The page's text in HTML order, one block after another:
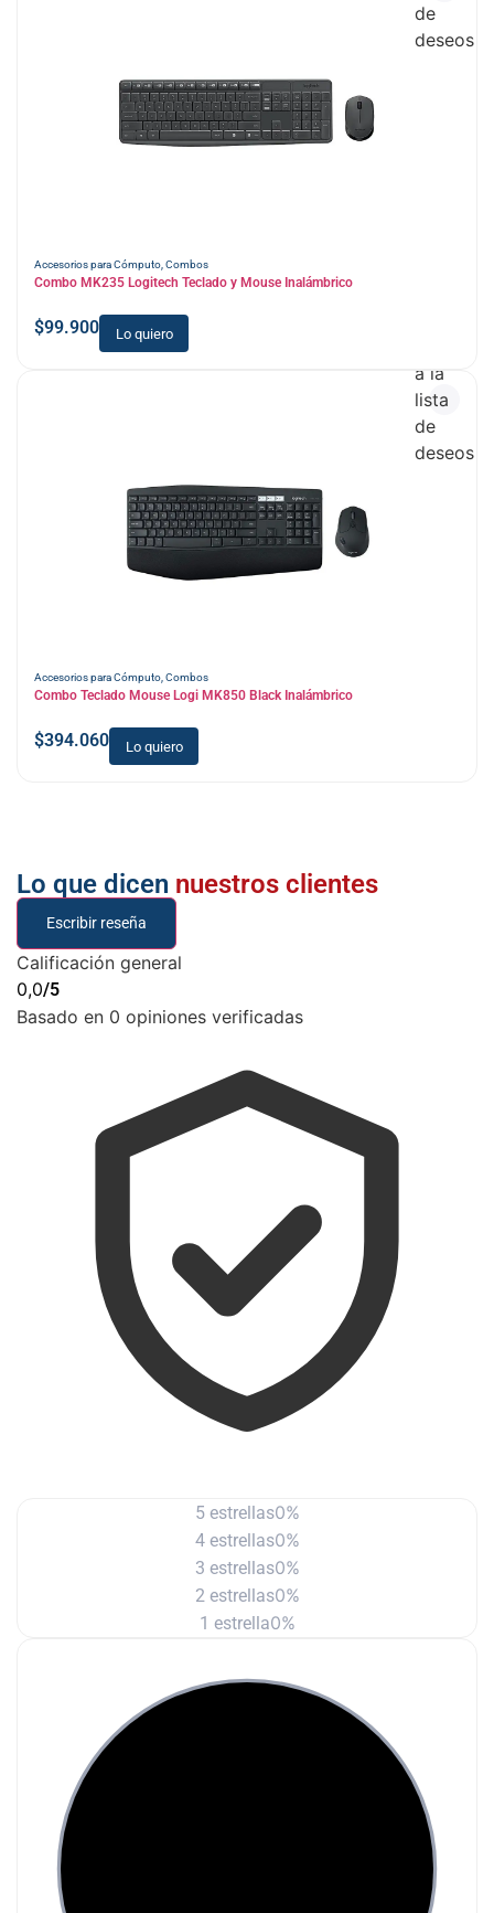
Accesorios para Cómputo,Combos
Combo MK235 Logitech Teclado y Mouse Inalámbrico
$99.900 Lo quiero
de
deseos
Accesorios para Cómputo,Combos
Combo Teclado Mouse Logi MK850 Black Inalámbrico
$394.060 Lo quiero
a la
lista
de
deseos
Lo que dicen nuestros clientes
Escribir reseña
Calificación general
0,0/5
Basado en 0 opiniones verificadas
5 estrellas0%
4 estrellas0%
3 estrellas0%
2 estrellas0%
1 estrella0%